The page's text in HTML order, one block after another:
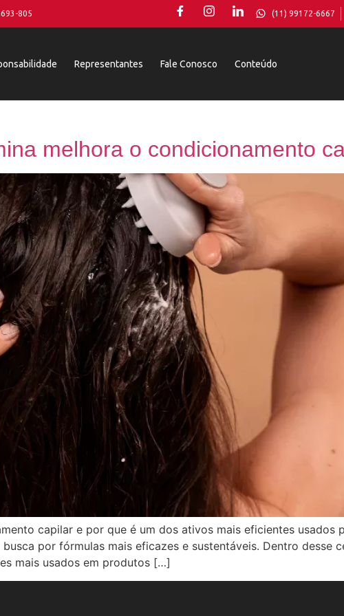
805 (11) 99172-6667
Representantes Fale Conosco Conteúdo
melhora o condicionamento
capilar e por que é um dos ativos mais eficientes usados
por fórmulas mais eficazes e sustentáveis. Dentro desse
mais usados em produtos […]